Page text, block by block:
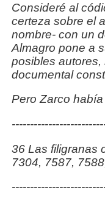
Consideré al
certeza sobre el
nombre- con un
Almagro pone a
posibles autores,
documental
Pero Zarco
36 Las filigranas
7304, 7587,